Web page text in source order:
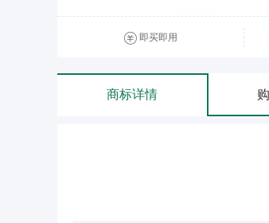
即买即用
商标详情